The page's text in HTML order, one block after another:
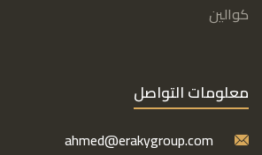
كوالين
معلومات التواصل
ahmed@erakygroup.com